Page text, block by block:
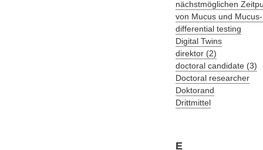
nächstmöglichen
von Mucus und
differential testing
Digital Twins
direktor (2)
doctoral candidate (3)
Doctoral researcher
Doktorand
Drittmittel
E